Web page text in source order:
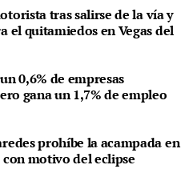
tras salirse de la vía y
el quitamiedos en Vegas del
0,6% de empresas
gana un 1,7% de empleo
prohíbe la acampada en
motivo del eclipse